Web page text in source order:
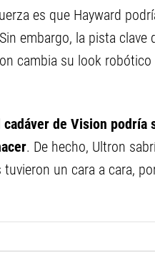
es que Hayward
embargo, la pista clave
cambia su look
cadáver de Vision podría
. De hecho, Ultron
un cara a cara,